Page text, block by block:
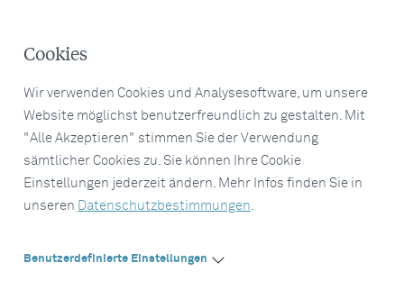
Cookies
Wir verwenden Cookies und Analysesoftware, um unsere
Website möglichst benutzerfreundlich zu gestalten. Mit
"Alle Akzeptieren" stimmen Sie der Verwendung
sämtlicher Cookies zu. Sie können Ihre Cookie
Einstellungen jederzeit ändern. Mehr Infos finden Sie in
unseren Datenschutzbestimmungen.
Benutzerdefinierte Einstellungen